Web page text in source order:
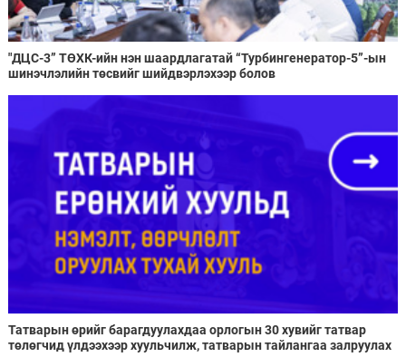
"ДЦС-3” ТӨХК-ийн нэн шаардлагатай “Турбингенератор-5”-ын
шинэчлэлийн төсвийг шийдвэрлэхээр болов
Татварын өрийг барагдуулахдаа орлогын 30 хувийг татвар
төлөгчид үлдээхээр хуульчилж, татварын тайлангаа залруулах